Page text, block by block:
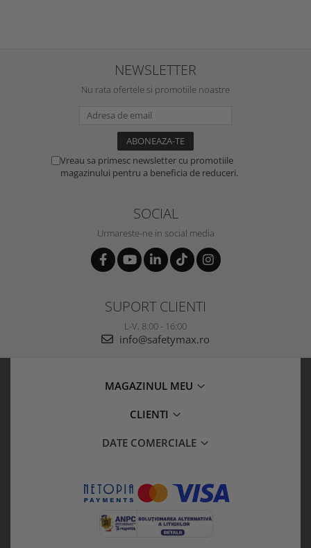
NEWSLETTER
Nu rata ofertele si promotiile noastre
Vreau sa primesc newsletter cu promotiile
magazinului pentru a beneficia de reduceri.
SOCIAL
Urmareste-ne in social media
SUPORT CLIENTI
L-V, 8:00 - 16:00
info@safetymax.ro
MAGAZINUL MEU
CLIENTI
DATE COMERCIALE